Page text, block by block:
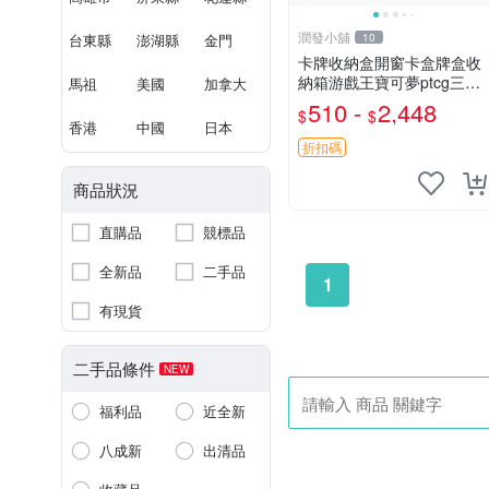
台東縣 澎湖縣 金門
馬祖 美國 加拿大
香港 中國 日本
商品狀況
直購品
競標品
全新品
二手品
有現貨
二手品條件 NEW
福利品
近全新
八成新
出清品
潤發小舖 10
卡牌收納盒開窗卡盒牌盒收
納箱游戲王寶可夢ptcg三國
殺海賊王dtcg
$510 - $2,448
折扣碼
1